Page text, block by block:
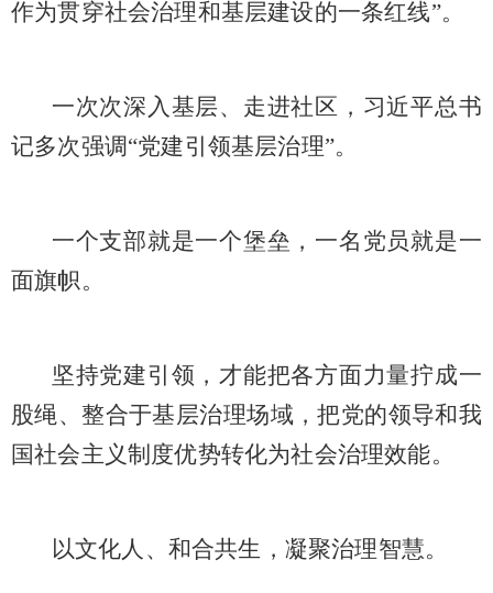
作为贯穿社会治理和基层建设的一条红线”。
一次次深入基层、走进社区，习近平总书
记多次强调“党建引领基层治理”。
一个支部就是一个堡垒，一名党员就是一
面旗帜。
坚持党建引领，才能把各方面力量拧成一
股绳、整合于基层治理场域，把党的领导和我
国社会主义制度优势转化为社会治理效能。
以文化人、和合共生，凝聚治理智慧。